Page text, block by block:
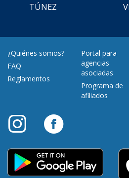
TÚNEZ
¿Quiénes somos?
FAQ
Reglamentos
Portal para
agencias
asociadas
Programa de
afiliados